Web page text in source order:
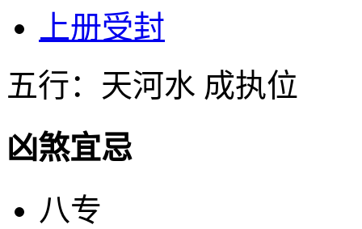
上册受封
五行：天河水 成执位
凶煞宜忌
八专